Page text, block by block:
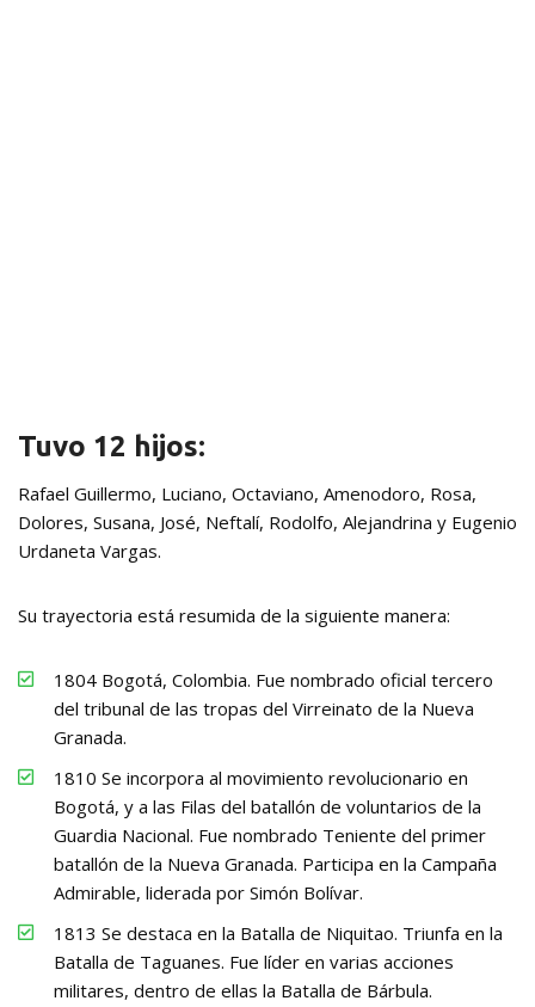
Tuvo 12 hijos:
Rafael Guillermo, Luciano, Octaviano, Amenodoro, Rosa,
Dolores, Susana, José, Neftalí, Rodolfo, Alejandrina y Eugenio
Urdaneta Vargas.
Su trayectoria está resumida de la siguiente manera:
1804 Bogotá, Colombia. Fue nombrado oficial tercero
del tribunal de las tropas del Virreinato de la Nueva
Granada.
1810 Se incorpora al movimiento revolucionario en
Bogotá, y a las Filas del batallón de voluntarios de la
Guardia Nacional. Fue nombrado Teniente del primer
batallón de la Nueva Granada. Participa en la Campaña
Admirable, liderada por Simón Bolívar.
1813 Se destaca en la Batalla de Niquitao. Triunfa en la
Batalla de Taguanes. Fue líder en varias acciones
militares, dentro de ellas la Batalla de Bárbula.